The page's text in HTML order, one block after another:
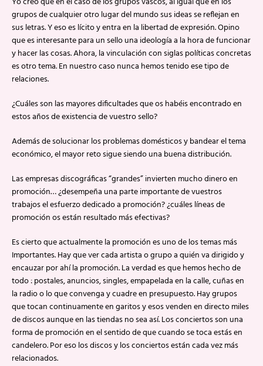
grupos de cualquier otro lugar del mundo sus ideas se reflejan en
sus letras. Y eso es lícito y entra en la libertad de expresión. Opino
que es interesante para un sello una ideología a la hora de funcionar
y hacer las cosas. Ahora, la vinculación con siglas políticas concretas
es otro tema. En nuestro caso nunca hemos tenido ese tipo de
relaciones.
¿Cuáles son las mayores dificultades que os habéis encontrado en
estos años de existencia de vuestro sello?
Además de solucionar los problemas domésticos y bandear el tema
económico, el mayor reto sigue siendo una buena distribución.
Las empresas discográficas “grandes” invierten mucho dinero en
promoción… ¿desempeña una parte importante de vuestros
trabajos el esfuerzo dedicado a promoción? ¿cuáles líneas de
promoción os están resultado más efectivas?
Es cierto que actualmente la promoción es uno de los temas más
Importantes. Hay que ver cada artista o grupo a quién va dirigido y
encauzar por ahí la promoción. La verdad es que hemos hecho de
todo : postales, anuncios, singles, empapelada en la calle, cuñas en
la radio o lo que convenga y cuadre en presupuesto. Hay grupos
que tocan continuamente en garitos y esos venden en directo miles
de discos aunque en las tiendas no sea así. Los conciertos son una
forma de promoción en el sentido de que cuando se toca estás en
candelero. Por eso los discos y los conciertos están cada vez más
relacionados.